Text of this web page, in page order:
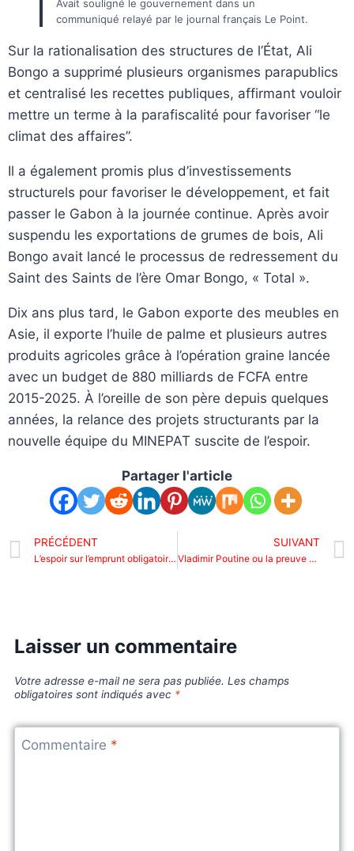
Avait souligné le gouvernement dans un
communiqué relayé par le journal français Le Point.
Sur la rationalisation des structures de l’État, Ali
Bongo a supprimé plusieurs organismes parapublics
et centralisé les recettes publiques, affirmant vouloir
mettre un terme à la parafiscalité pour favoriser “le
climat des affaires”.
Il a également promis plus d’investissements
structurels pour favoriser le développement, et fait
passer le Gabon à la journée continue. Après avoir
suspendu les exportations de grumes de bois, Ali
Bongo avait lancé le processus de redressement du
Saint des Saints de l’ère Omar Bongo, « Total ».
Dix ans plus tard, le Gabon exporte des meubles en
Asie, il exporte l’huile de palme et plusieurs autres
produits agricoles grâce à l’opération graine lancée
avec un budget de 880 milliards de FCFA entre
2015-2025. À l’oreille de son père depuis quelques
années, la relance des projets structurants par la
nouvelle équipe du MINEPAT suscite de l’espoir.
Partager l'article
PRÉCÉDENT
L’espoir sur l’emprunt obligatoire de 200 milliards de FCFA ?
SUIVANT
Vladimir Poutine ou la preuve que l’héritier d’un système peut porter le germe de sa propre destruction
Laisser un commentaire
Votre adresse e-mail ne sera pas publiée. Les champs
obligatoires sont indiqués avec *
Commentaire *